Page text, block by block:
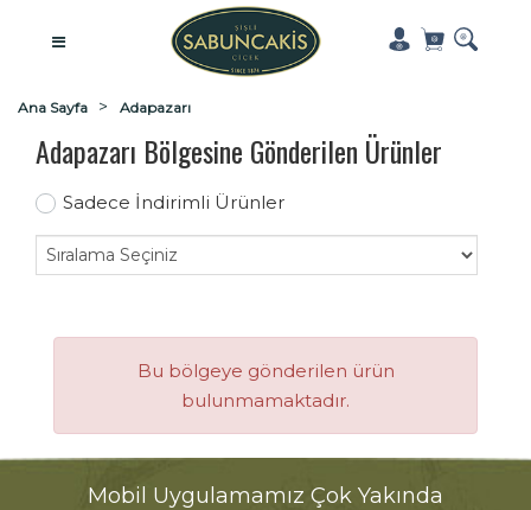
Ana Sayfa Adapazarı
Adapazarı Bölgesine Gönderilen Ürünler
Sadece İndirimli Ürünler
Bu bölgeye gönderilen ürün
bulunmamaktadır.
Mobil Uygulamamız Çok Yakında